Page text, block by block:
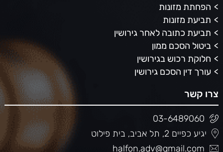
הפחתת מזונות
תביעת מזונות
תביעת כתובה לאחר גירושין
ביטול הסכם ממון
חלוקת רכוש בגירושין
עורך דין הסכם גירושין
צרו קשר
03-6489060
יגיע כפיים 2, תל אביב, בית פילוט
halfon.adv@gmail.com